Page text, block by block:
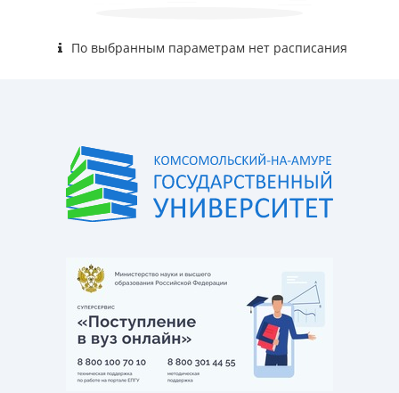
По выбранным параметрам нет расписания